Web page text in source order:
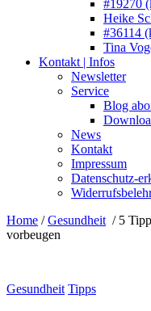
#19270
Heike
#36114
Tina
Kontakt | Infos
Newsletter
Service
Blog
News
Kontakt
Impressum
Datenschutz-
Home /Gesundheit / 5
vorbeugen
Gesundheit Tipps